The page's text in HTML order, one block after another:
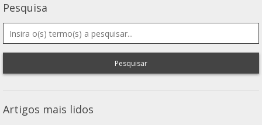
Pesquisa
Pesquisar
Artigos mais lidos